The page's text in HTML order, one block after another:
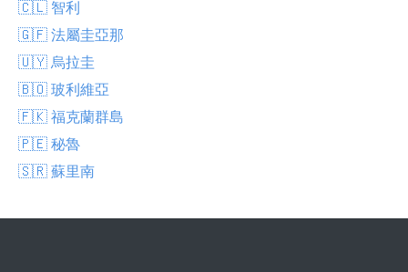
🇨🇱 智利
🇬🇫 法屬圭亞那
🇺🇾 烏拉圭
🇧🇴 玻利維亞
🇫🇰 福克蘭群島
🇵🇪 秘魯
🇸🇷 蘇里南